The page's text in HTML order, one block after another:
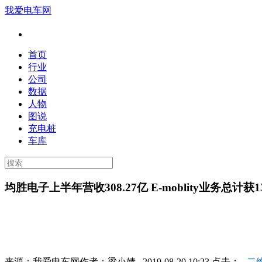
我爱电车网
首页
行业
公司
数据
人物
图说
充电桩
车库
均胜电子上半年营收308.27亿 E-moblity业务总计获